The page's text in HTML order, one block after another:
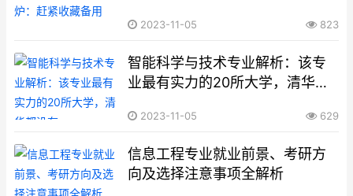
2023-11-05 823
智能科学与技术专业解析：该专
业最有实力的20所大学，清华都
2023-11-05 629
信息工程专业就业前景、考研方
向及选择注意事项全解析